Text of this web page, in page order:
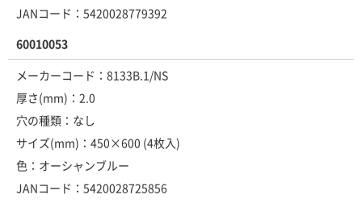
JANコード：5420028779392
60010053
メーカーコード：8133B.1/NS
厚さ(mm)：2.0
穴の種類：なし
サイズ(mm)：450×600 (4枚入)
色：オーシャンブルー
JANコード：5420028725856